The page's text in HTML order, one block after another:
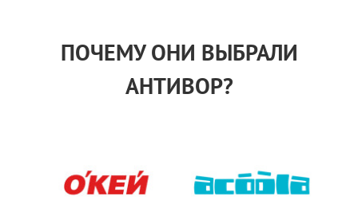
ПОЧЕМУ ОНИ ВЫБРАЛИ
АНТИВОР?